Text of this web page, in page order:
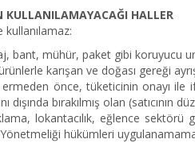
HALLER
kullanılamaz:
bant, mühür, paket gibi koruyucu
karışan ve doğası gereği
önce, tüketicinin onayı
dışında bırakılmış olan
lokantacılık, eğlence sektörü
hükümleri